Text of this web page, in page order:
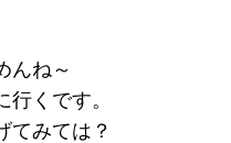
んね～
くです。
てみては？